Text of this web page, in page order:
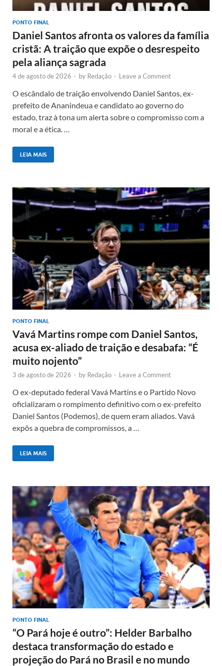
PONTO FINAL
Daniel Santos afronta os valores da família
cristã: A traição que expõe o desrespeito
pela aliança sagrada
4 de agosto de 2026 - by Redação - Leave a Comment
O escândalo de traição envolvendo Daniel Santos, ex-
prefeito de Ananindeua e candidato ao governo do
estado, traz à tona um alerta sobre o compromisso com a
moral e a ética. …
LEIA MAIS
PONTO FINAL
Vavá Martins rompe com Daniel Santos,
acusa ex-aliado de traição e desabafa: “É
muito nojento”
3 de agosto de 2026 - by Redação - Leave a Comment
O ex-deputado federal Vavá Martins e o Partido Novo
oficializaram o rompimento definitivo com o ex-prefeito
Daniel Santos (Podemos), de quem eram aliados. Vavá
expôs a quebra de compromissos, a …
LEIA MAIS
PONTO FINAL
“O Pará hoje é outro”: Helder Barbalho
destaca transformação do estado e
projeção do Pará no Brasil e no mundo